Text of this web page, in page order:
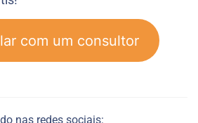
com um consultor
nas redes sociais: